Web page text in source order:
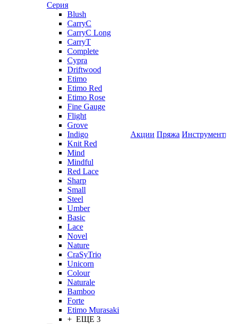
Серия
Blush
CarryC
CarryC Long
CarryT
Complete
Cypra
Driftwood
Etimo
Etimo Red
Etimo Rose
Fine Gauge
Flight
Grove
Indigo
Knit Red
Mind
Mindful
Red Lace
Sharp
Small
Steel
Umber
Basic
Lace
Novel
Nature
CraSyTrio
Unicorn
Colour
Naturale
Bamboo
Forte
Etimo Murasaki
+ ЕЩЕ 3
Акции Пряжа Инструменты